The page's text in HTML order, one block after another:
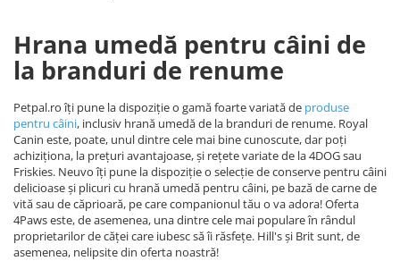
Hrana umedă pentru câini de
la branduri de renume
Petpal.ro îți pune la dispoziție o gamă foarte variată de produse
pentru câini, inclusiv hrană umedă de la branduri de renume. Royal
Canin este, poate, unul dintre cele mai bine cunoscute, dar poți
achiziționa, la prețuri avantajoase, și rețete variate de la 4DOG sau
Friskies. Neuvo îți pune la dispoziție o selecție de conserve pentru câini
delicioase și plicuri cu hrană umedă pentru câini, pe bază de carne de
vită sau de căprioară, pe care companionul tău o va adora! Oferta
4Paws este, de asemenea, una dintre cele mai populare în rândul
proprietarilor de căței care iubesc să îi răsfețe. Hill's și Brit sunt, de
asemenea, nelipsite din oferta noastră!